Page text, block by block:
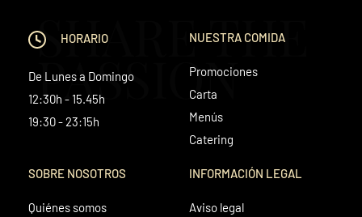
SHARE THE
PASSION
HORARIO
De Lunes a Domingo
12:30h - 15.45h
19:30 - 23:15h
NUESTRA COMIDA
Promociones
Carta
Menús
Catering
SOBRE NOSOTROS
Quiénes somos
INFORMACIÓN LEGAL
Aviso legal